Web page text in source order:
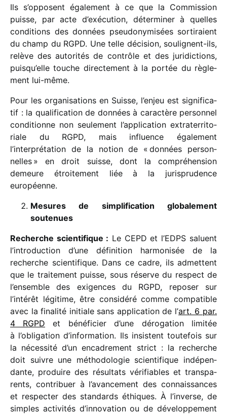
Ils s’opposent égale­ment à ce que la Commission
puisse, par acte d’exécution, déter­mi­ner à quelles
condi­tions des données pseu­do­ny­mi­sées sorti­raient
du champ du RGPD. Une telle déci­sion, soulignent-ils,
relève des auto­ri­tés de contrôle et des juri­dic­tions,
puisqu’elle touche direc­te­ment à la portée du règle­
ment lui-même.
Pour les orga­ni­sa­tions en Suisse, l’enjeu est signi­fi­ca­
tif : la quali­fi­ca­tion de données à carac­tère person­nel
condi­tionne non seule­ment l’application extra­ter­ri­to­
riale du RGPD, mais influence égale­ment
l’interprétation de la notion de « données person­
nelles » en droit suisse, dont la compré­hen­sion
demeure étroi­te­ment liée à la juris­pru­dence
européenne.
Mesures de simpli­fi­ca­tion globa­le­ment
soutenues
Recherche scien­ti­fique : Le CEPD et l’EDPS saluent
l’introduction d’une défi­ni­tion harmo­ni­sée de la
recherche scien­ti­fique. Dans ce cadre, ils admettent
que le trai­te­ment puisse, sous réserve du respect de
l’ensemble des exigences du RGPD, repo­ser sur
l’intérêt légi­time, être consi­déré comme compa­tible
avec la fina­lité initiale sans appli­ca­tion de l’art. 6 par.
4 RGPD et béné­fi­cier d’une déro­ga­tion limi­tée
à l’obligation d’information. Ils insistent toute­fois sur
la néces­sité d’un enca­dre­ment strict : la recherche
doit suivre une métho­do­lo­gie scien­ti­fique indé­pen­
dante, produire des résul­tats véri­fiables et trans­pa­
rents, contri­buer à l’avancement des connais­sances
et respec­ter des stan­dards éthiques. À l’inverse, de
simples acti­vi­tés d’innovation ou de déve­lop­pe­ment